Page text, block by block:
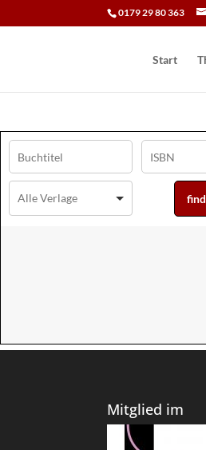
0179 29 80 363
Start
Mitglied im